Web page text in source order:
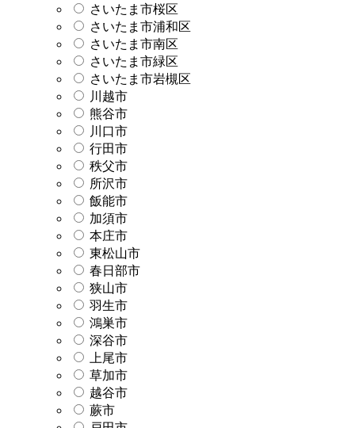
さいたま市桜区
さいたま市浦和区
さいたま市南区
さいたま市緑区
さいたま市岩槻区
川越市
熊谷市
川口市
行田市
秩父市
所沢市
飯能市
加須市
本庄市
東松山市
春日部市
狭山市
羽生市
鴻巣市
深谷市
上尾市
草加市
越谷市
蕨市